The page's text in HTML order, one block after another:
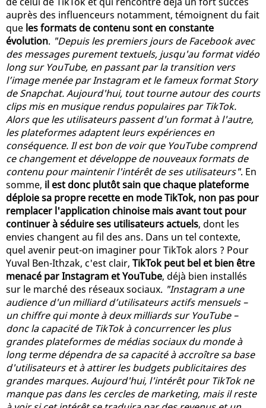
auprès des influenceurs notamment, témoignent du fait
que les formats de contenu sont en constante
évolution. "Depuis les premiers jours de Facebook avec
des messages purement textuels, jusqu'au format vidéo
long sur YouTube, en passant par la transition vers
l’image menée par Instagram et le fameux format Story
de Snapchat. Aujourd'hui, tout tourne autour des courts
clips mis en musique rendus populaires par TikTok.
Alors que les utilisateurs passent d'un format à l'autre,
les plateformes adaptent leurs expériences en
conséquence. Il est bon de voir que YouTube comprend
ce changement et développe de nouveaux formats de
contenu pour maintenir l'intérêt de ses utilisateurs". En
somme, il est donc plutôt sain que chaque plateforme
déploie sa propre recette en mode TikTok, non pas pour
remplacer l'application chinoise mais avant tout pour
continuer à séduire ses utilisateurs actuels, dont les
envies changent au fil des ans. Dans un tel contexte,
quel avenir peut-on imaginer pour TikTok alors ? Pour
Yuval Ben-Ithzak, c'est clair, TikTok peut bel et bien être
menacé par Instagram et YouTube, déjà bien installés
sur le marché des réseaux sociaux. "Instagram a une
audience d'un milliard d’utilisateurs actifs mensuels –
un chiffre qui monte à deux milliards sur YouTube –
donc la capacité de TikTok à concurrencer les plus
grandes plateformes de médias sociaux du monde à
long terme dépendra de sa capacité à accroître sa base
d'utilisateurs et à attirer les budgets publicitaires des
grandes marques. Aujourd'hui, l'intérêt pour TikTok ne
manque pas dans les cercles de marketing, mais il reste